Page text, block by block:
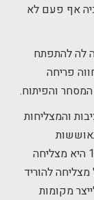
אף פעם לא
לה להתפתח
פריחה
והפיתוח.
והמצליחות
המרשימה שלה מהמיתון ששרר בה בשנת 1999 היא מצליחה
להוריד
מקומות